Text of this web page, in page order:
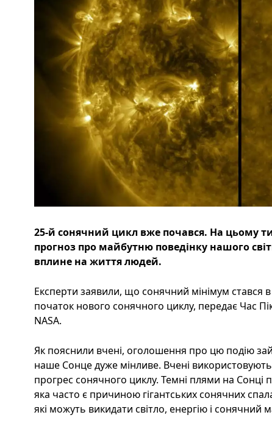
25-й сонячний цикл вже почався. На цьому
прогноз про майбутню поведінку нашого
вплине на життя людей.
Експерти заявили, що сонячний мінімум стався
початок нового сонячного циклу, передає Час
NASA.
Як пояснили вчені, оголошення про цю подію
наше Сонце дуже мінливе. Вчені
прогрес сонячного циклу. Темні плями на Сонці
яка часто є причиною гігантських сонячних
які можуть викидати світло, енергію і сонячний